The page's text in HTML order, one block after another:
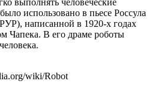
использовано в пьесе Россула
написанной в 1920-х годах
Чапека. В его драме роботы
wiki/Robot